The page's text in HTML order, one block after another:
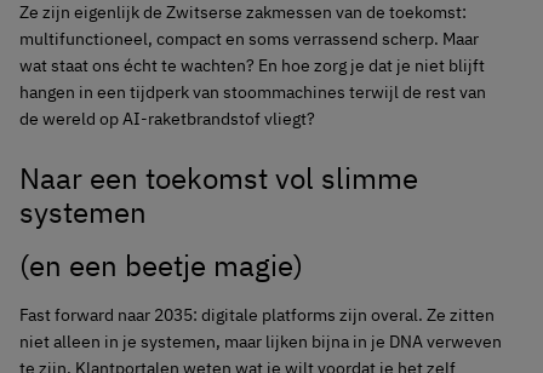
Ze zijn eigenlijk de Zwitserse zakmessen van de toekomst:
multifunctioneel, compact en soms verrassend scherp. Maar
wat staat ons écht te wachten? En hoe zorg je dat je niet blijft
hangen in een tijdperk van stoommachines terwijl de rest van
de wereld op AI-raketbrandstof vliegt?
Naar een toekomst vol slimme
systemen
(en een beetje magie)
Fast forward naar 2035: digitale platforms zijn overal. Ze zitten
niet alleen in je systemen, maar lijken bijna in je DNA verweven
te zijn. Klantportalen weten wat je wilt voordat je het zelf